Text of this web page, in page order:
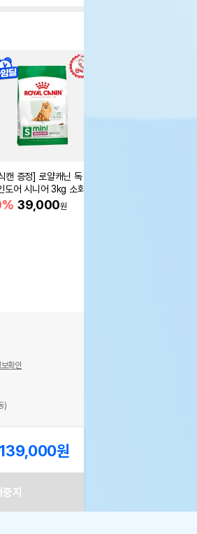
캔 증정] 로얄캐닌 독 미
도어 시니어 3kg 소화도
39,000원
139,000원
지
확인
)